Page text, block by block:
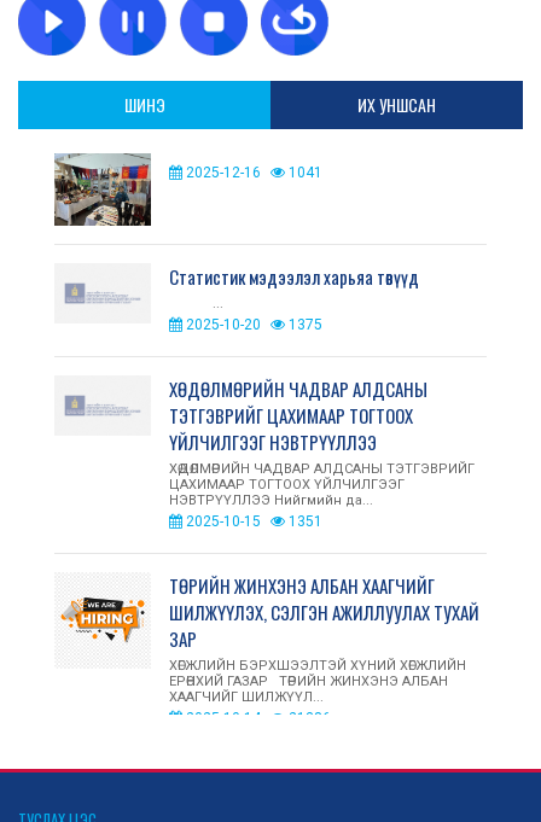
ШИНЭ ИХ УНШСАН
2025-12-16 1041
Статистик мэдээлэл харьяа төвүүд
...
2025-10-20 1375
ХӨДӨЛМӨРИЙН ЧАДВАР АЛДСАНЫ
ТЭТГЭВРИЙГ ЦАХИМААР ТОГТООХ
ҮЙЛЧИЛГЭЭГ НЭВТРҮҮЛЛЭЭ
ХӨДӨЛМӨРИЙН ЧАДВАР АЛДСАНЫ ТЭТГЭВРИЙГ
ЦАХИМААР ТОГТООХ ҮЙЛЧИЛГЭЭГ
НЭВТРҮҮЛЛЭЭ Нийгмийн да...
2025-10-15 1351
ТӨРИЙН ЖИНХЭНЭ АЛБАН ХААГЧИЙГ
ШИЛЖҮҮЛЭХ, СЭЛГЭН АЖИЛЛУУЛАХ ТУХАЙ
ЗАР
ХӨГЖЛИЙН БЭРХШЭЭЛТЭЙ ХҮНИЙ ХӨГЖЛИЙН
ЕРӨНХИЙ ГАЗАР ТӨРИЙН ЖИНХЭНЭ АЛБАН
ХААГЧИЙГ ШИЛЖҮҮЛ...
2025-10-14 21386
ОЛОН УЛСЫН ЗАХ ЗЭЭЛД ХӨГЖЛИЙН